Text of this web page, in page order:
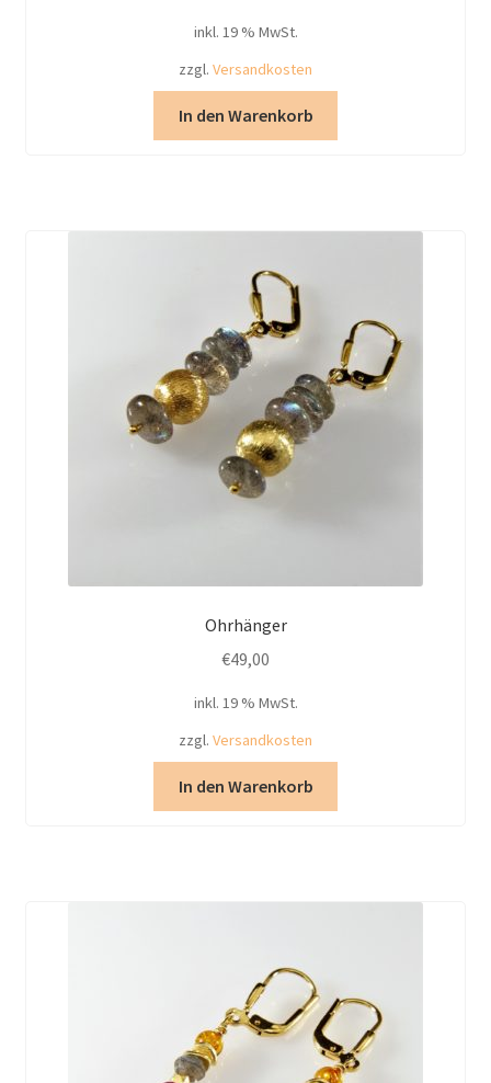
inkl. 19 % MwSt.
zzgl. Versandkosten
In den Warenkorb
Ohrhänger
€49,00
inkl. 19 % MwSt.
zzgl. Versandkosten
In den Warenkorb